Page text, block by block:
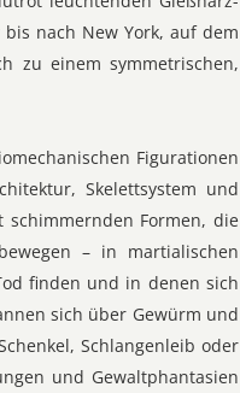
nach New York, auf dem
zu einem symmetrischen,
Figurationen
Skelettsystem und
Formen, die
– in martialischen
finden und in denen sich
sich über Gewürm und
Schlangenleib oder
und Gewaltphantasien